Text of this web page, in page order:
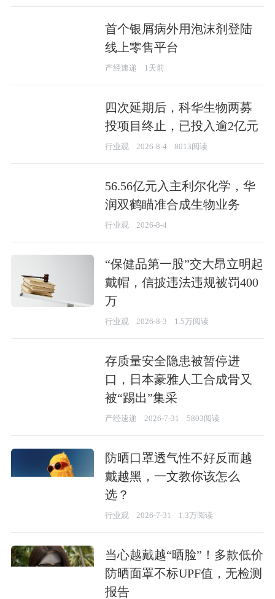
首个银屑病外用泡沫剂登陆
线上零售平台
产经速递 1天前
四次延期后，科华生物两募
投项目终止，已投入逾2亿元
行业观 2026-8-4 8013阅读
56.56亿元入主利尔化学，华
润双鹤瞄准合成生物业务
行业观 2026-8-4
“保健品第一股”交大昂立明起
戴帽，信披违法违规被罚400
万
行业观 2026-8-3 1.5万阅读
存质量安全隐患被暂停进
口，日本豪雅人工合成骨又
被“踢出”集采
产经速递 2026-7-31 5803阅读
防晒口罩透气性不好反而越
戴越黑，一文教你该怎么
选？
行业观 2026-7-31 1.3万阅读
当心越戴越“晒脸”！多款低价
防晒面罩不标UPF值，无检测
报告